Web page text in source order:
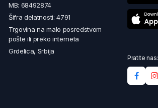
MB: 68492874
Šifra delatnosti: 4791
Trgovina na malo posredstvom
pošte ili preko interneta
Grdelica, Srbija
Pratite nas: